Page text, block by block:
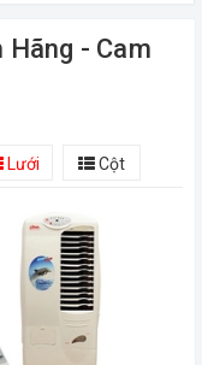
- Cam
Lưới
Cột